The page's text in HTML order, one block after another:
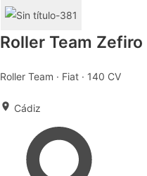
Roller Team
Roller Team · Fiat · 140 CV
Cádiz